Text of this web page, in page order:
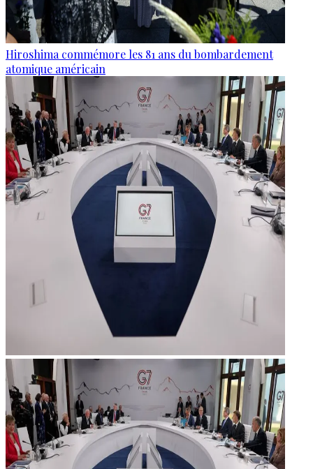
Hiroshima commémore les 81 ans du bombardement
atomique américain